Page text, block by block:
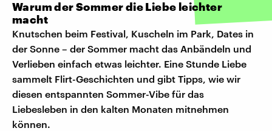
Warum der Sommer die Liebe leichter
macht
Knutschen beim Festival, Kuscheln im Park, Dates in
der Sonne – der Sommer macht das Anbändeln und
Verlieben einfach etwas leichter. Eine Stunde Liebe
sammelt Flirt-Geschichten und gibt Tipps, wie wir
diesen entspannten Sommer-Vibe für das
Liebesleben in den kalten Monaten mitnehmen
können.